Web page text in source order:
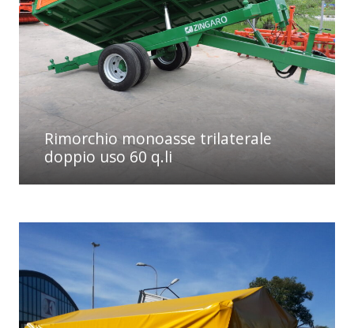
Rimorchio monoasse trilaterale
doppio uso 60 q.li